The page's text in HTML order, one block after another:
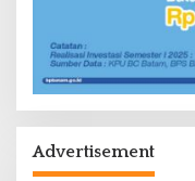
Advertisement